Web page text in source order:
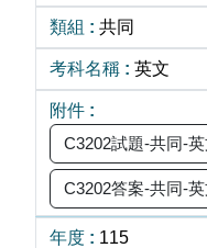
共同
英文
C3202試題-共同-
C3202答案-共同-
115